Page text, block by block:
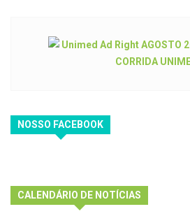
NOSSO FACEBOOK
CALENDÁRIO DE NOTÍCIAS